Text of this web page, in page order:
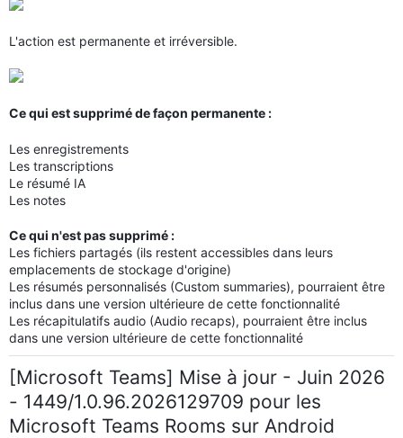
L'action est permanente et irréversible.
Ce qui est supprimé de façon permanente :
Les enregistrements
Les transcriptions
Le résumé IA
Les notes
Ce qui n'est pas supprimé :
Les fichiers partagés (ils restent accessibles dans leurs
emplacements de stockage d'origine)
Les résumés personnalisés (Custom summaries), pourraient être
inclus dans une version ultérieure de cette fonctionnalité
Les récapitulatifs audio (Audio recaps), pourraient être inclus
dans une version ultérieure de cette fonctionnalité
[Microsoft Teams] Mise à jour - Juin 2026
- 1449/1.0.96.2026129709 pour les
Microsoft Teams Rooms sur Android